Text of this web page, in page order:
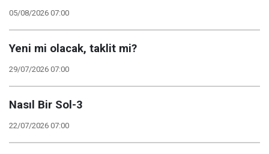
05/08/2026 07:00
Yeni mi olacak, taklit mi?
29/07/2026 07:00
Nasıl Bir Sol-3
22/07/2026 07:00